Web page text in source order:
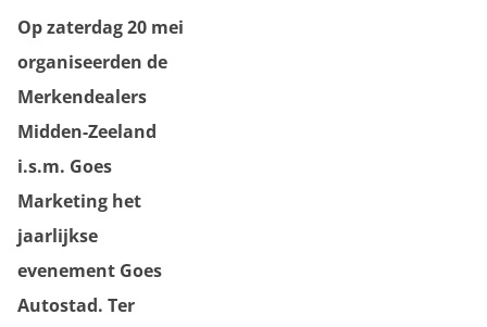
N
Op zaterdag 20 mei
organiseerden de
Merkendealers
Midden-Zeeland
i.s.m. Goes
Marketing het
jaarlijkse
evenement Goes
Autostad. Ter